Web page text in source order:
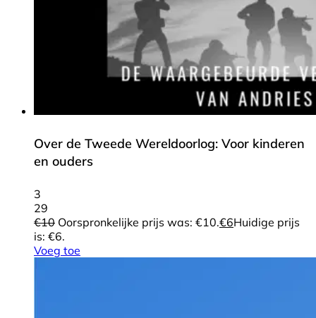
Over de Tweede Wereldoorlog: Voor kinderen
en ouders
3
29
€10 Oorspronkelijke prijs was: €10.€6Huidige prijs
is: €6.
Voeg toe